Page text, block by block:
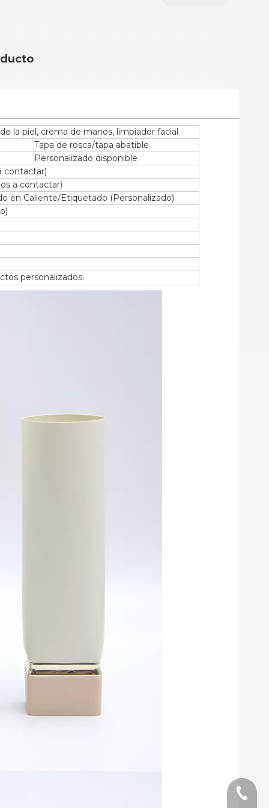
la piel, crema de manos, limpiador facial
Tapa de rosca/tapa abatible
Personalizado disponible
contactar)
a contactar)
en Caliente/Etiquetado (Personalizado)
personalizados.